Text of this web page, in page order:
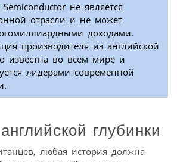
не является
отрасли и не может
доходами.
производителя из английской
известна во всем мире и
лидерами современной
глубинки
любая история должна